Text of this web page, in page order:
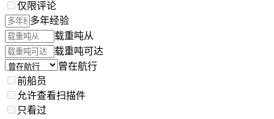
仅限评论
多年经验
载重吨从
载重吨可达
曾在航行
前船员
允许查看扫描件
只看过